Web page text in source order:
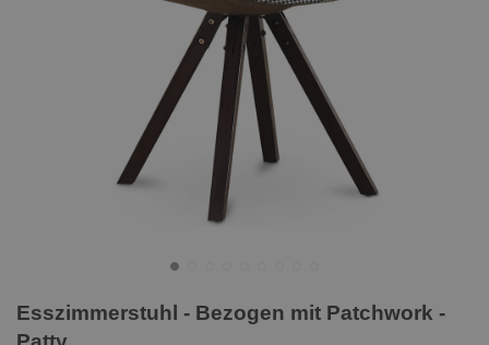
Esszimmerstuhl - Bezogen mit Patchwork -